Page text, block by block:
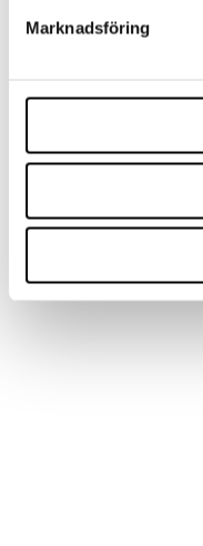
Marknadsföring